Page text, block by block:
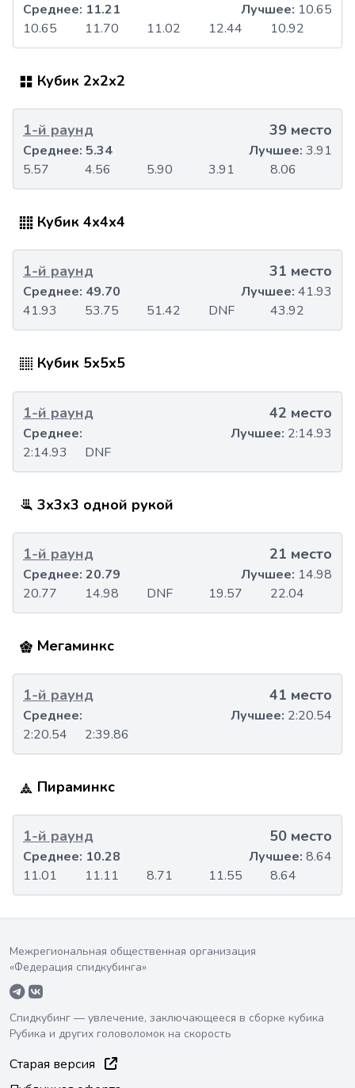
10.65 11.70 11.02 12.44 10.92
Среднее: 11.21 Лучшее: 10.65
Кубик 2x2x2
1-й раунд 39 место
5.57 4.56 5.90 3.91 8.06
Среднее: 5.34 Лучшее: 3.91
Кубик 4x4x4
1-й раунд 31 место
41.93 53.75 51.42 DNF 43.92
Среднее: 49.70 Лучшее: 41.93
Кубик 5x5x5
1-й раунд 42 место
2:14.93 DNF
Среднее: Лучшее: 2:14.93
3x3x3 одной рукой
1-й раунд 21 место
20.77 14.98 DNF 19.57 22.04
Среднее: 20.79 Лучшее: 14.98
Мегаминкс
1-й раунд 41 место
2:20.54 2:39.86
Среднее: Лучшее: 2:20.54
Пираминкс
1-й раунд 50 место
11.01 11.11 8.71 11.55 8.64
Среднее: 10.28 Лучшее: 8.64
Межрегиональная общественная организация
«Федерация спидкубинга»
Спидкубинг — увлечение, заключающееся в сборке кубика
Рубика и других головоломок на скорость
Старая версия